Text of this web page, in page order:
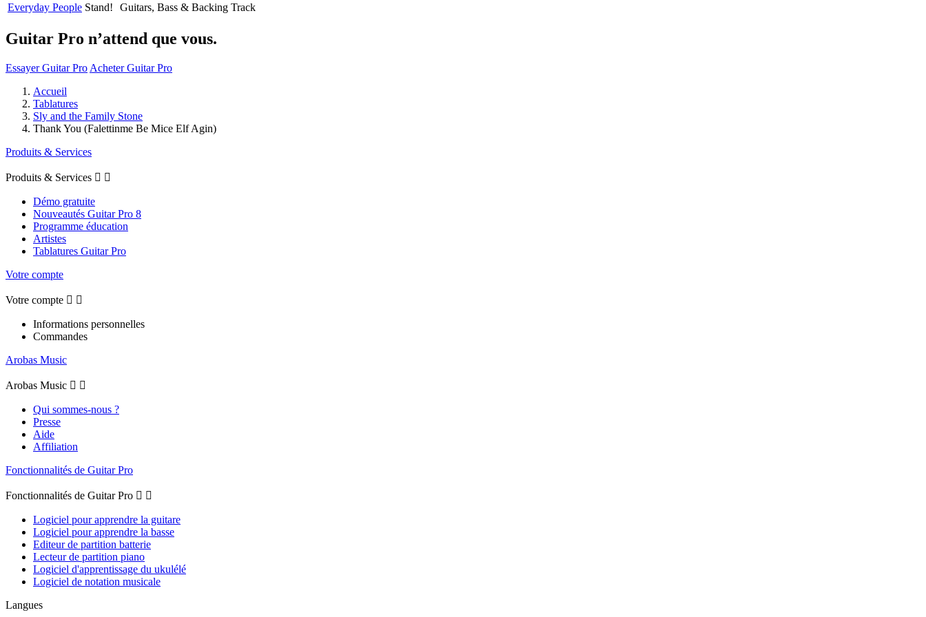
Everyday People Stand! Guitars, Bass & Backing Track
Guitar Pro n’attend que vous.
Essayer Guitar Pro Acheter Guitar Pro
Accueil
Tablatures
Sly and the Family Stone
Thank You (Falettinme Be Mice Elf Agin)
Produits & Services
Produits & Services  
Démo gratuite
Nouveautés Guitar Pro 8
Programme éducation
Artistes
Tablatures Guitar Pro
Votre compte
Votre compte  
Informations personnelles
Commandes
Arobas Music
Arobas Music  
Qui sommes-nous ?
Presse
Aide
Affiliation
Fonctionnalités de Guitar Pro
Fonctionnalités de Guitar Pro  
Logiciel pour apprendre la guitare
Logiciel pour apprendre la basse
Editeur de partition batterie
Lecteur de partition piano
Logiciel d'apprentissage du ukulélé
Logiciel de notation musicale
Langues